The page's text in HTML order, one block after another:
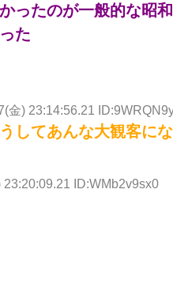
ったのが一般的な昭和
た
金) 23:14:56.21
してあんな大観客に
23:20:09.21 ID:WMb2v9sx0